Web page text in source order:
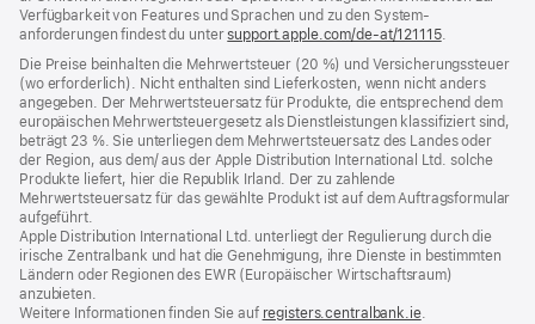
Verfügbarkeit von Features und Sprachen und zu den System­
anforderungen findest du untersupport.apple.com/de-at/121115.
Die Preise beinhalten die Mehrwertsteuer (20 %) und Versicherungssteuer
(wo erforderlich). Nicht enthalten sind Lieferkosten, wenn nicht anders
angegeben. Der Mehrwertsteuersatz für Produkte, die entsprechend dem
europäischen Mehrwertsteuergesetz als Dienstleistungen klassifiziert sind,
beträgt 23 %. Sie unterliegen dem Mehrwertsteuersatz des Landes oder
der Region, aus dem/ aus der Apple Distribution International Ltd. solche
Produkte liefert, hier die Republik Irland. Der zu zahlende
Mehrwertsteuersatz für das gewählte Produkt ist auf dem Auftragsformular
aufgeführt.
Apple Distribution International Ltd. unterliegt der Regulierung durch die
irische Zentralbank und hat die Genehmigung, ihre Dienste in bestimmten
Ländern oder Regionen des EWR (Europäischer Wirtschaftsraum)
anzubieten.
Weitere Informationen finden Sie auf registers.centralbank.ie(Öffnet
.